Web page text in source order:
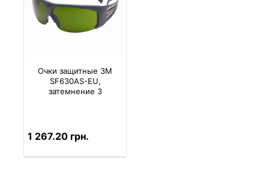
Очки защитные 3M
SF630AS-EU,
затемнение 3
1 267.20 грн.